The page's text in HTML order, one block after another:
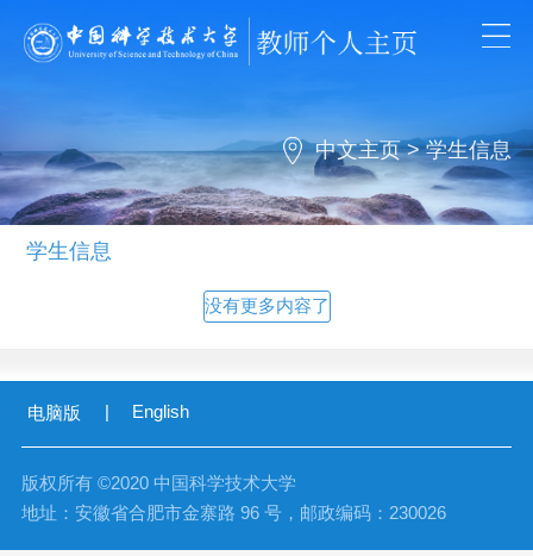
中文主页>学生信息
学生信息
没有更多内容了
电脑版 English
版权所有 ©2020 中国科学技术大学
地址：安徽省合肥市金寨路 96 号，邮政编码：230026